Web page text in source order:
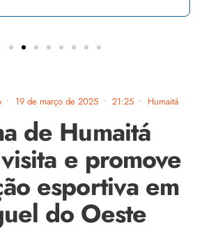
• 19 de março de 2025 • 21:25 • Humaitá
de Humaitá
e promove
esportiva em
do Oeste